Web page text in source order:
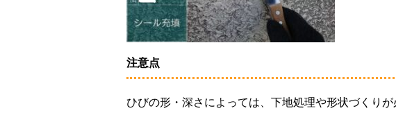
注意点
ひびの形・深さによっては、下地処理や形状づくりが